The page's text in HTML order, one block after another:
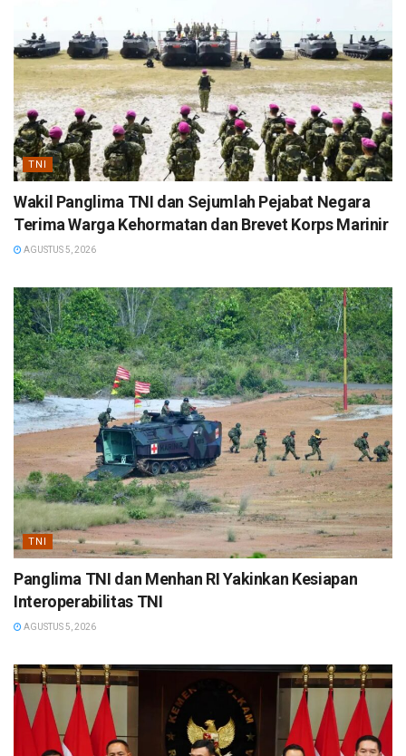
TNI
Wakil Panglima TNI dan Sejumlah Pejabat Negara
Terima Warga Kehormatan dan Brevet Korps Marinir
AGUSTUS 5, 2026
TNI
Panglima TNI dan Menhan RI Yakinkan Kesiapan
Interoperabilitas TNI
AGUSTUS 5, 2026